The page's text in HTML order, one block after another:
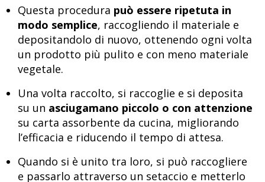
Questa procedura può essere ripetuta in
modo semplice, raccogliendo il materiale e
depositandolo di nuovo, ottenendo ogni volta
un prodotto più pulito e con meno materiale
vegetale.
Una volta raccolto, si raccoglie e si deposita
su un asciugamano piccolo o con attenzione
su carta assorbente da cucina, migliorando
l’efficacia e riducendo il tempo di attesa.
Quando si è unito tra loro, si può raccogliere
e passarlo attraverso un setaccio e metterlo